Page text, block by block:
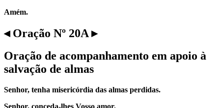
Amém.
◂ Oração Nº 20A ▸
Oração de acompanhamento em apoio à
salvação de almas
Senhor, tenha misericórdia das almas perdidas.